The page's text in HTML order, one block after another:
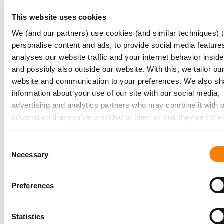
This website uses cookies
We (and our partners) use cookies (and similar techniques)
personalise content and ads, to provide social media
analyses our website traffic and your internet behavior inside
and possibly also outside our website. With this, we tailor our
website and communication to your preferences. We also
information about your use of our site with our social media,
advertising and analytics partners who may combine it with
information that you’ve provided to them or that they’ve
Read more
about this in our cookie statement. Through the
consent.
Selection
Necessary
Preferences
Statistics
11 MAART, 2025
Met één been in de Wtp
De pensioensector staat aan de vooravond van
grote veranderingen. Wij zijn ervan overtuigd dat
Lees verder